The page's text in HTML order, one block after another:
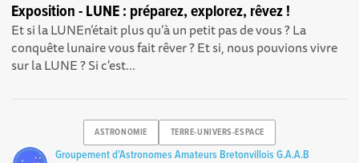
Exposition - LUNE : préparez, explorez, rêvez !
Et si la LUNEn’était plus qu’à un petit pas de vous ? La
conquête lunaire vous fait rêver ? Et si, nous pouvions vivre
sur la LUNE ? Si c'est...
ASTRONOMIE TERRE-UNIVERS-ESPACE
Groupement d'Astronomes Amateurs Bretonvillois G.A.A.B